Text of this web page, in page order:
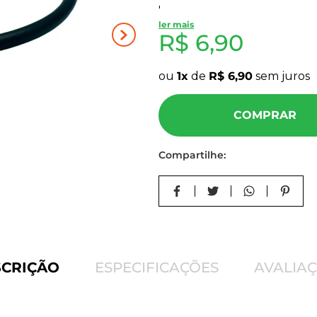
'
ler mais
R$ 6,90
ou 1 de R$ 6,90 sem juros
COMPRAR
Compartilhe:
ESPECIFICAÇÕES
10